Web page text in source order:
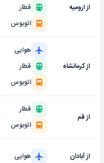
از ارومیه قطار
اتوبوس
از کرمانشاه
هوایی
قطار
اتوبوس
از قم
قطار
اتوبوس
از آبادان هوایی